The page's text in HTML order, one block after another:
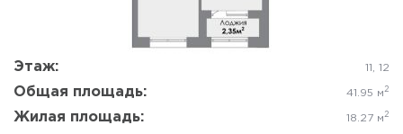
Этаж: 11, 12
Общая площадь: 41.95 м 2
Жилая площадь: 18.27 м 2